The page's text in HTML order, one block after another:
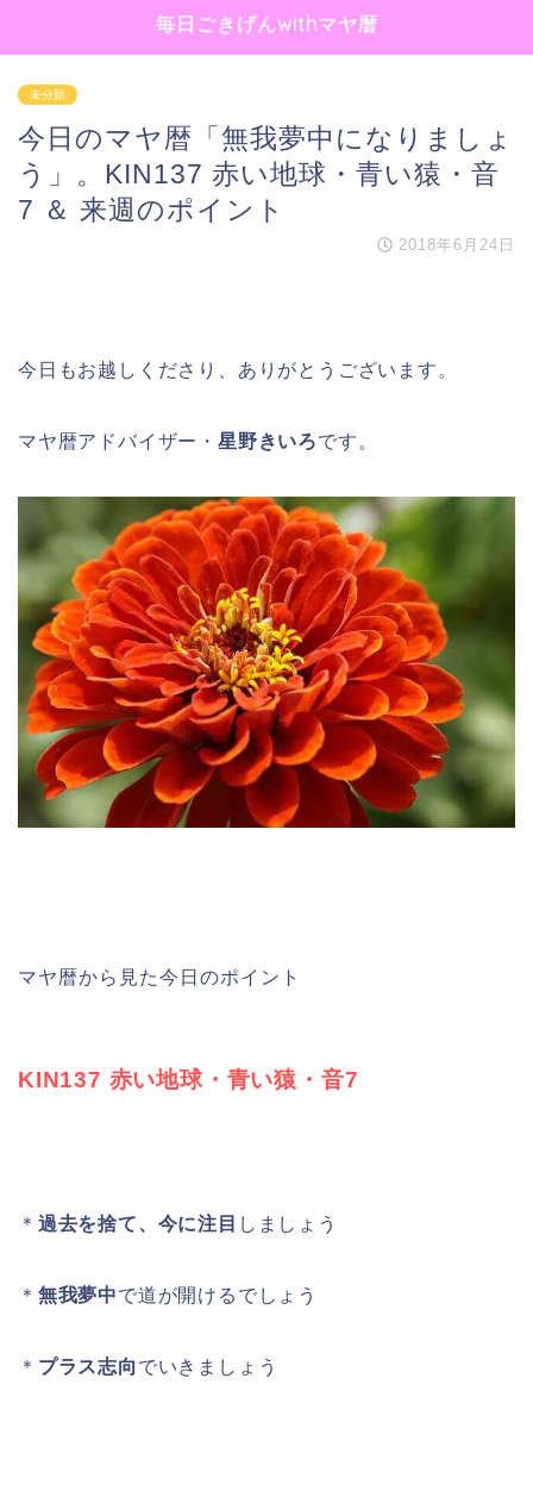
毎日ごきげんwithマヤ暦
未分類
今日のマヤ暦「無我夢中になりましょ
う」。KIN137 赤い地球・青い猿・音
7 ＆ 来週のポイント
2018年6月24日
今日もお越しくださり、ありがとうございます。
マヤ暦アドバイザー・ 星野きいろです。
マヤ暦から見た今日のポイント
KIN137 赤い地球・青い猿・音7
＊ 過去を捨て、今に注目 しましょう
＊ 無我夢中で道が開けるでしょう
＊ プラス志向 でいきましょう